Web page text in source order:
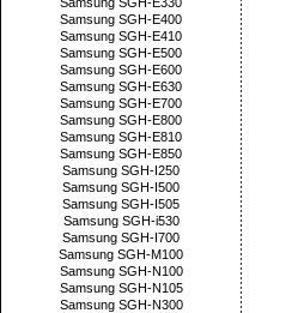
Samsung SGH-E400
Samsung SGH-E410
Samsung SGH-E500
Samsung SGH-E600
Samsung SGH-E630
Samsung SGH-E700
Samsung SGH-E800
Samsung SGH-E810
Samsung SGH-E850
Samsung SGH-I250
Samsung SGH-I500
Samsung SGH-I505
Samsung SGH-i530
Samsung SGH-I700
Samsung SGH-M100
Samsung SGH-N100
Samsung SGH-N105
Samsung SGH-N300